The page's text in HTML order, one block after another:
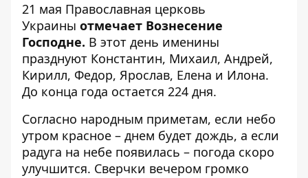
21 мая Православная церковь
Украины отмечает Вознесение
Господне. В этот день именины
празднуют Константин, Михаил, Андрей,
Кирилл, Федор, Ярослав, Елена и Илона.
До конца года остается 224 дня.
Согласно народным приметам, если небо
утром красное – днем ​​будет дождь, а если
радуга на небе появилась – погода скоро
улучшится. Сверчки вечером громко